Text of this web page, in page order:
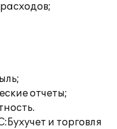
отчеты;
и торговля